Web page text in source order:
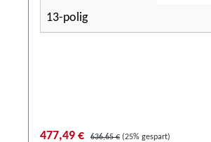
13-polig
477,49 € 636,65 € (25% gespart)